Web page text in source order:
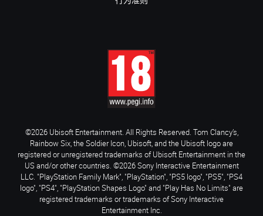
©2026 Ubisoft Entertainment. All Rights Reserved. Tom Clancy’s,
Rainbow Six, the Soldier Icon, Ubisoft, and the Ubisoft logo are
registered or unregistered trademarks of Ubisoft Entertainment in the
US and/or other countries. ©2026 Sony Interactive Entertainment
LLC. "PlayStation Family Mark", "PlayStation", "PS5 logo", "PS5", "PS4
logo", "PS4", "PlayStation Shapes Logo" and "Play Has No Limits" are
registered trademarks or trademarks of Sony Interactive
Entertainment Inc.